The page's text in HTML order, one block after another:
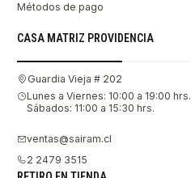
Métodos de pago
CASA MATRIZ PROVIDENCIA
Guardia Vieja # 202
Lunes a Viernes: 10:00 a 19:00 hrs.
Sábados: 11:00 a 15:30 hrs.
ventas@sairam.cl
2 2479 3515